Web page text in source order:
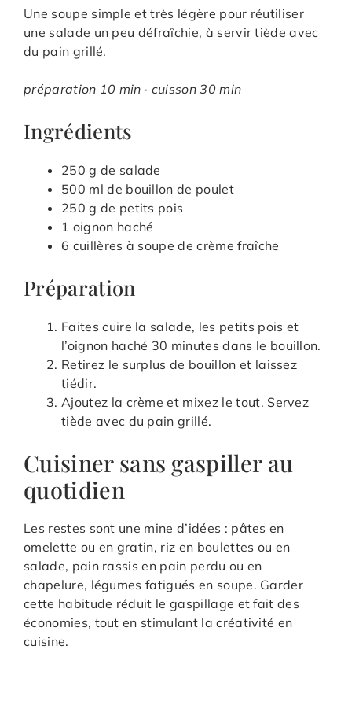
Une soupe simple et très légère pour réutiliser
une salade un peu défraîchie, à servir tiède avec
du pain grillé.
préparation 10 min · cuisson 30 min
Ingrédients
250 g de salade
500 ml de bouillon de poulet
250 g de petits pois
1 oignon haché
6 cuillères à soupe de crème fraîche
Préparation
Faites cuire la salade, les petits pois et
l’oignon haché 30 minutes dans le bouillon.
Retirez le surplus de bouillon et laissez
tiédir.
Ajoutez la crème et mixez le tout. Servez
tiède avec du pain grillé.
Cuisiner sans gaspiller au
quotidien
Les restes sont une mine d’idées : pâtes en
omelette ou en gratin, riz en boulettes ou en
salade, pain rassis en pain perdu ou en
chapelure, légumes fatigués en soupe. Garder
cette habitude réduit le gaspillage et fait des
économies, tout en stimulant la créativité en
cuisine.